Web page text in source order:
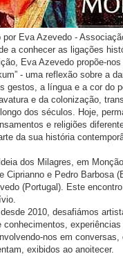
Eva Azevedo -
a conhecer as ligações
Eva Azevedo propõe-nos
- uma reflexão sobre a
gestos, a língua e a cor do
e da colonização,
dos séculos. Hoje,
e religiões
da sua história
dos Milagres, em
Ciprianno e Pedro Barbosa
(Portugal). Este
2010, desafiámos
nos em conversas,
exibidos ao anoitecer.